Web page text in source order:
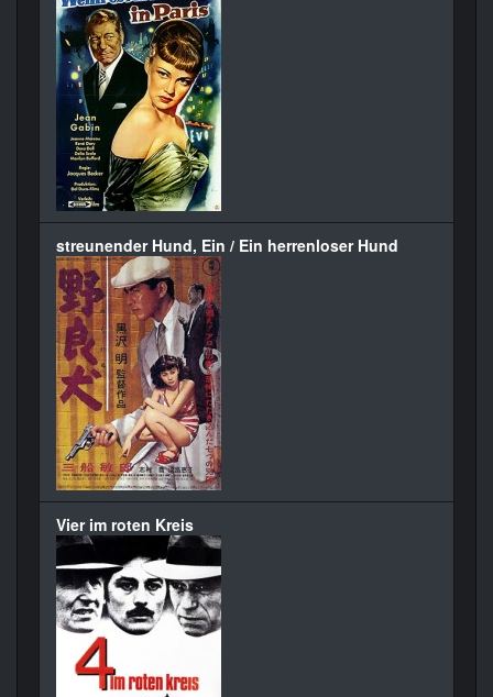
streunender Hund, Ein / Ein herrenloser Hund
Vier im roten Kreis